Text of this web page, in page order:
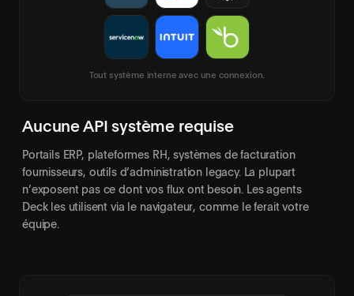
Tout système interne avec une connexion.
Aucune API système requise
Portails ERP, plateformes RH, systèmes de facturation
fournisseurs, outils d’administration legacy. La plupart
n’exposent pas ce dont vos flux ont besoin. Les agents
Deck les utilisent via le navigateur, comme le ferait votre
équipe.